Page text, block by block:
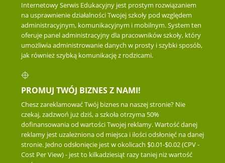
Internetowy Serwis Edukacyjny jest prostym rozwiązaniem
na usprawnienie działalności Twojej szkoły pod względem
administracyjnym, komunikacyjnym i mobilnym. System ten
oferuje panel administracyjny dla pracowników szkoły, który
umożliwia administrowanie danych w prosty i szybki sposób,
jak również szybką komunikację z rodzicami.
PROMUJ TWÓJ BIZNES Z NAMI!
Chesz zareklamować Twój biznes na naszej stronie? Nie
czekaj, zadzwoń już dziś, a szkoła otrzyma 50%
dofinansowania od wartości Twojej reklamy. Wartość danej
reklamy jest uzależniona od miejsca i ilości odsłonięć na danej
stronie. Jedno odsłonięcie jest w okolicach $0.01-$0.02 (CPV -
Cost Per View) - jest to kilkadziesiąt razy taniej niż wartość